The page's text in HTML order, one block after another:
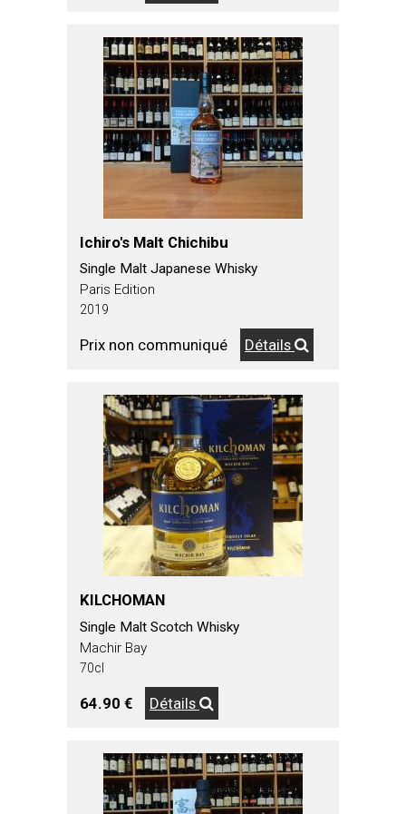
Ichiro's Malt Chichibu
Single Malt Japanese Whisky
Paris Edition
2019
Prix non communiqué Détails
KILCHOMAN
Single Malt Scotch Whisky
Machir Bay
70cl
64.90 € Détails